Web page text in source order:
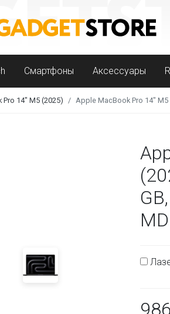
Смартфоны Аксессуары
Pro 14" M5 (2025) Apple MacBook Pro 14" M5